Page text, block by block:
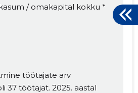
/ omakapital kokku *
töötajate arv
37 töötajat. 2025. aastal